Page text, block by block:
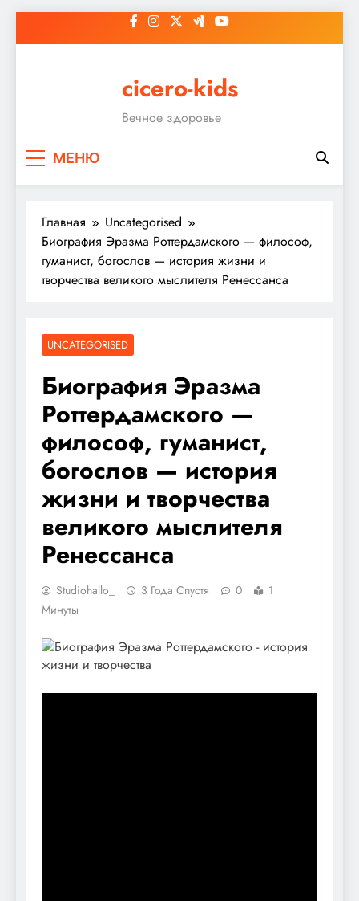
к
cicero-kids
Вечное здоровье
МЕНЮ
Главная
Uncategorised
Биография Эразма Роттердамского — философ,
гуманист, богослов — история жизни и
творчества великого мыслителя Ренессанса
UNCATEGORISED
Биография Эразма
Роттердамского —
философ, гуманист,
богослов — история
жизни и творчества
великого мыслителя
Ренессанса
Studiohallo_ 3 Года Спустя 0
1
Минуты